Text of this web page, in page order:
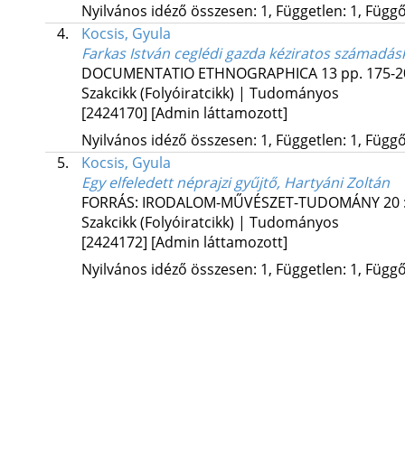
Nyilvános idéző összesen: 1, Független: 1,
4.
Kocsis, Gyula
Farkas István ceglédi gazda kéziratos
DOCUMENTATIO ETHNOGRAPHICA 13 pp. 175-
Szakcikk (Folyóiratcikk) | Tudományos
[2424170] [Admin láttamozott]
Nyilvános idéző összesen: 1, Független: 1,
5.
Kocsis, Gyula
Egy elfeledett néprajzi gyűjtő, Hartyáni Zoltán
FORRÁS: IRODALOM-MŰVÉSZET-TUDOMÁNY20
Szakcikk (Folyóiratcikk) | Tudományos
[2424172] [Admin láttamozott]
Nyilvános idéző összesen: 1, Független: 1,